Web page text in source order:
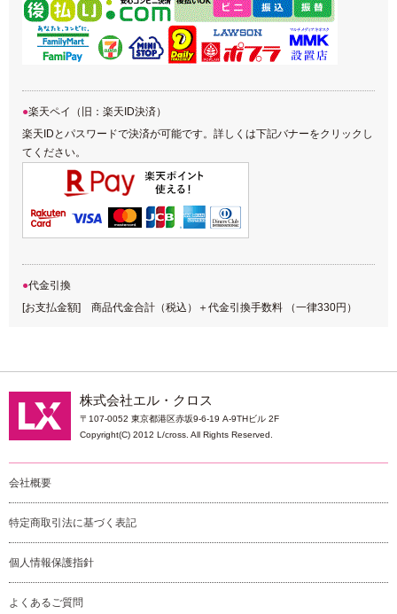
楽天ペイ（旧：楽天ID決済）
楽天IDとパスワードで決済が可能です。詳しくは下記バナーをクリックし
てください。
代金引換
[お支払金額] 商品代金合計（税込）＋代金引換手数料 （一律330円）
株式会社エル・クロス
〒107-0052 東京都港区赤坂9-6-19 A-9THビル 2F
Copyright(C) 2012 L/cross. All Rights Reserved.
会社概要
特定商取引法に基づく表記
個人情報保護指針
よくあるご質問